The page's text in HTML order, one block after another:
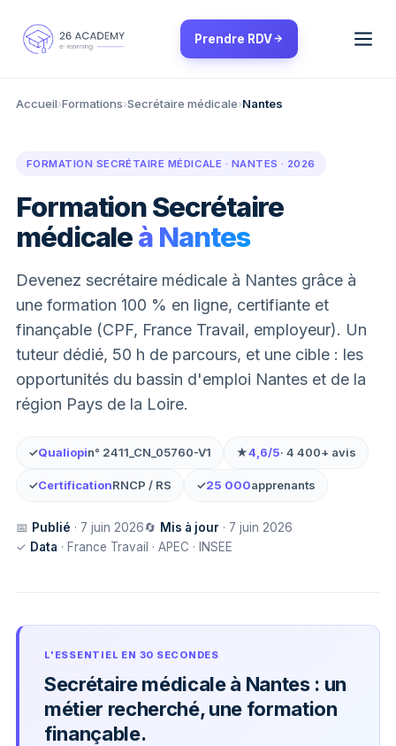
Prendre RDV
Accueil›Formations›Secrétaire médicale›Nantes
FORMATION SECRÉTAIRE MÉDICALE · NANTES · 2026
Formation Secrétaire
médicaleà Nantes
Devenez secrétaire médicale à Nantes grâce à
une formation 100 % en ligne, certifiante et
finançable (CPF, France Travail, employeur). Un
tuteur dédié, 50 h de parcours, et une cible : les
opportunités du bassin d'emploi Nantes et de la
région Pays de la Loire.
✓Qualiopin° 2411_CN_05760-V1 ★4,6/5· 4 400+ avis
✓CertificationRNCP / RS ✓25 000apprenants
📅 Publié · 7 juin 2026🔄 Mis à jour · 7 juin 2026
✓ Data · France Travail · APEC · INSEE
L'ESSENTIEL EN 30 SECONDES
Secrétaire médicale à Nantes : un
métier recherché, une formation
finançable.